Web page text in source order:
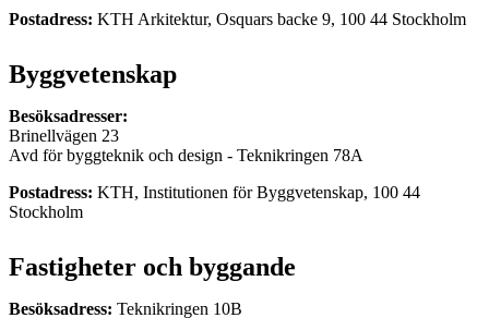
Postadress: KTH Arkitektur, Osquars backe 9, 100 44 Stockholm
Byggvetenskap
Besöksadresser:
Brinellvägen 23
Avd för byggteknik och design - Teknikringen 78A
Postadress: KTH, Institutionen för Byggvetenskap, 100 44
Stockholm
Fastigheter och byggande
Besöksadress: Teknikringen 10B